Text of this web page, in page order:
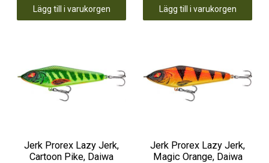
Lägg till i varukorgen Lägg till i varukorgen
Jerk Prorex Lazy Jerk,
Cartoon Pike, Daiwa
Jerk Prorex Lazy Jerk,
Magic Orange, Daiwa